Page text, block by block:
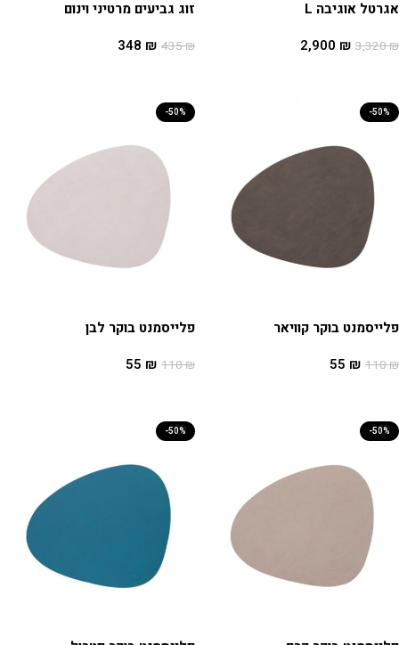
אגרטל אוגיבה L
3,320₪
2,900 ₪
זוג גביעים מרטיני וינום
435₪
348 ₪
-50%
פלייסמנט בוקר קוויאר
110₪
55 ₪
-50%
פלייסמנט בוקר לבן
110₪
55 ₪
-50%
-50%